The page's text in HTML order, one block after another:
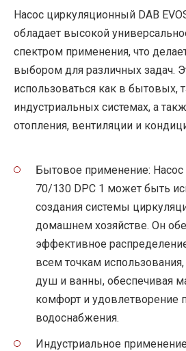
Насос циркуляционный DAB
обладает высокой
спектром применения, что
выбором для различных задач.
использоваться как в бытовых,
индустриальных системах, а
отопления, вентиляции и
Бытовое применение: Насос
70/130 DPC 1 может быть
создания системы
домашнем хозяйстве. Он
эффективное
всем точкам
душ и ванны, обеспечивая
комфорт и удовлетворение
водоснабжения.
Индустриальное